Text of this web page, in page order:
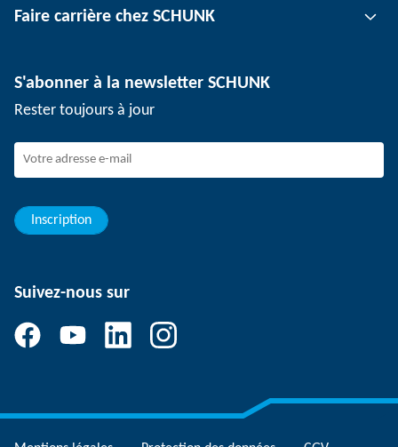
Technologie de serrage de pièce
Sites
Événements
Faire carrière chez SCHUNK
SCHUNK en tant qu'employeur
Rejoindre SCHUNK
Vos avantages
S'abonner à la newsletter SCHUNK
Rester toujours à jour
Inscription
Suivez-nous sur